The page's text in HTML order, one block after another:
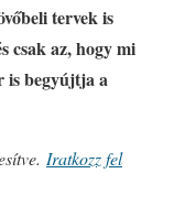
tervek is
csak az, hogy mi
is begyújtja a
Iratkozz fel